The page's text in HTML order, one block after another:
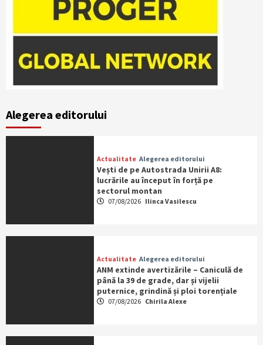
Alegerea editorului
Actualitate Alegerea editorului
Vești de pe Autostrada Unirii A8:
lucrările au început în forță pe
sectorul montan
07/08/2026 Ilinca Vasilescu
Actualitate Alegerea editorului
ANM extinde avertizările – Caniculă de
până la 39 de grade, dar și vijelii
puternice, grindină și ploi torențiale
07/08/2026 Chirila Alexe